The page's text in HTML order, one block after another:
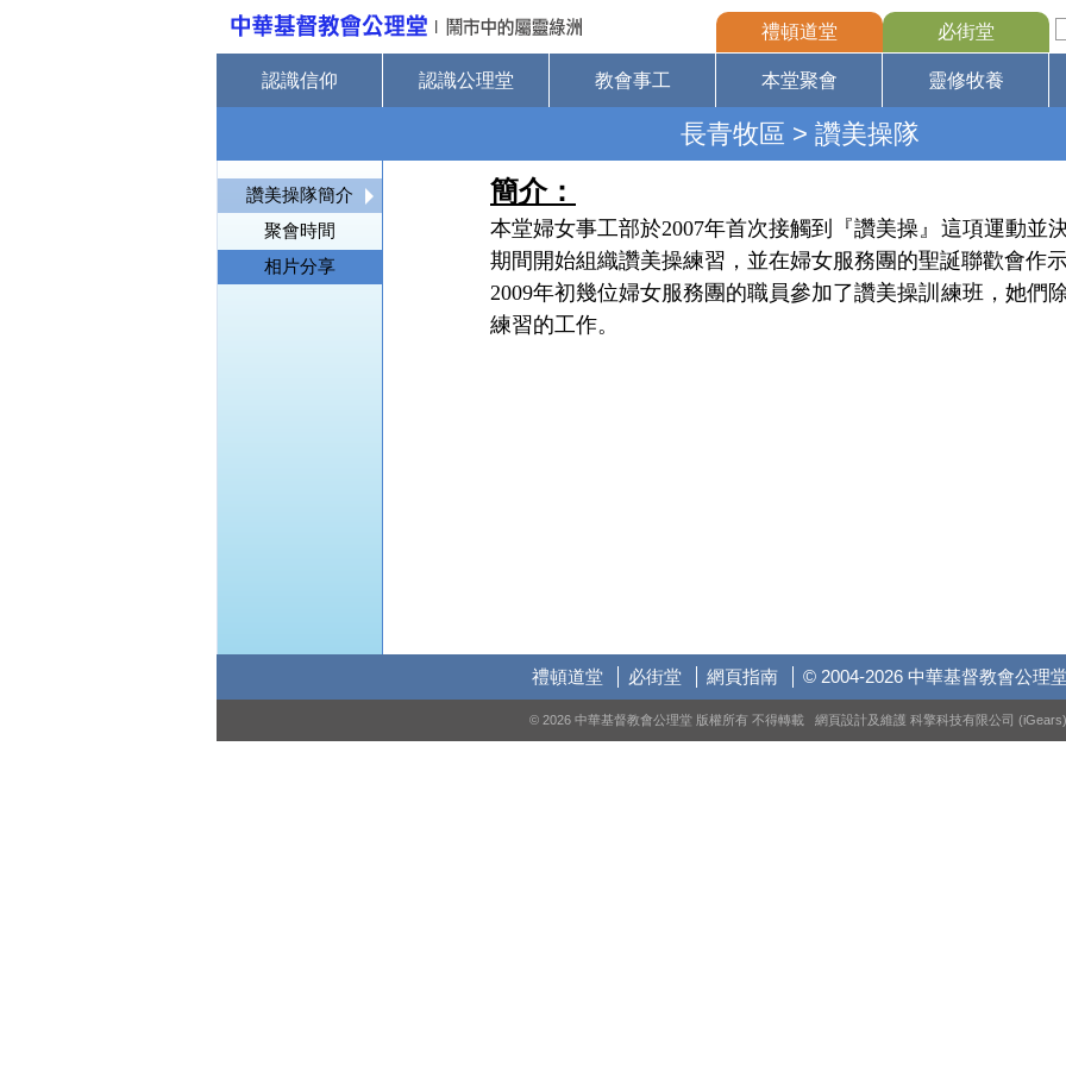
禮頓道堂 必街堂
認識信仰 認識公理堂 教會事工 本堂聚會 靈修牧養
長青牧區 > 讚美操隊
讚美操隊簡介
聚會時間
相片分享
簡介：
本堂婦女事工部於2007年首次接觸到『讚美操』這項運動並
期間開始組織讚美操練習，並在婦女服務團的聖誕聯歡會作示
2009年初幾位婦女服務團的職員參加了讚美操訓練班，她們
練習的工作。
禮頓道堂 必街堂 網頁指南 © 2004-2026 中華基督教會公理
© 2026 中華基督教會公理堂 版權所有 不得轉載 網頁設計及維護 科擎科技有限公司 (iGears)